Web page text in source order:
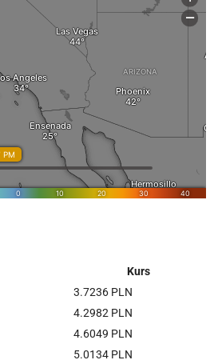
Kurs
3.7236 PLN
4.2982 PLN
4.6049 PLN
5.0134 PLN